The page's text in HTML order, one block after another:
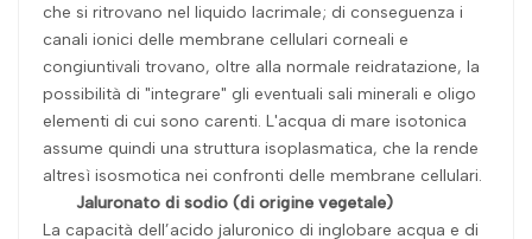
che si ritrovano nel liquido lacrimale; di conseguenza i
canali ionici delle membrane cellulari corneali e
congiuntivali trovano, oltre alla normale reidratazione, la
possibilità di "integrare" gli eventuali sali minerali e oligo
elementi di cui sono carenti. L'acqua di mare isotonica
assume quindi una struttura isoplasmatica, che la rende
altresì isosmotica nei confronti delle membrane cellulari.
Jaluronato di sodio (di origine vegetale)
La capacità dell’acido jaluronico di inglobare acqua e di